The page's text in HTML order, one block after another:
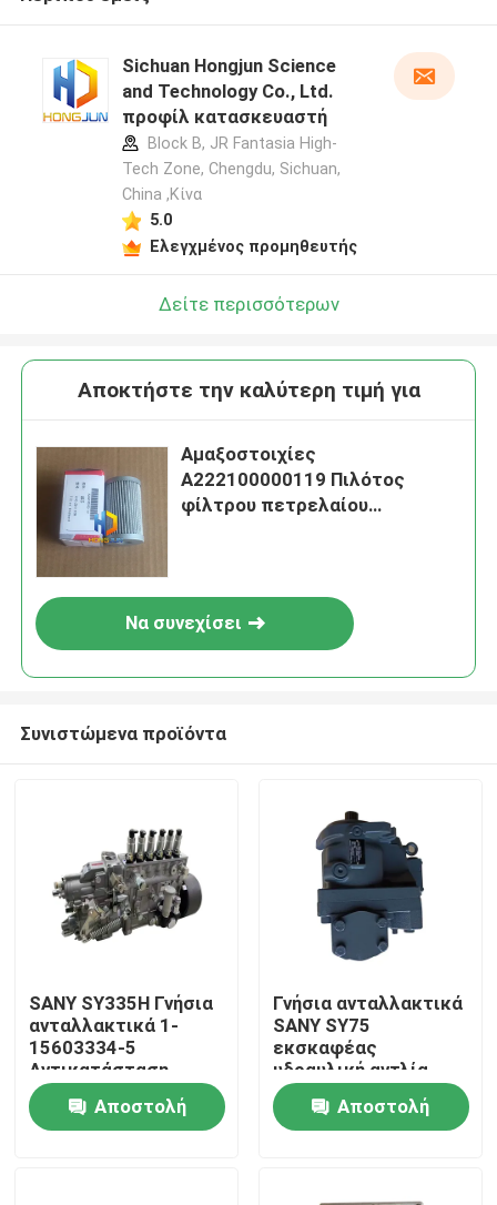
Αρχική Σελίδα
Προϊόντα
Sichuan Hongjun Science
and Technology Co., Ltd.
προφίλ κατασκευαστή
Block B, JR Fantasia High-
Tech Zone, Chengdu, Sichuan,
China ,Κίνα
5.0
Ελεγχμένος προμηθευτής
Δείτε περισσότερων
Αποκτήστε την καλύτερη τιμή για
Αμαξοστοιχίες
Α222100000119 Πιλότος
φίλτρου πετρελαίου
Να συνεχίσει
Συνιστώμενα προϊόντα
SANY SY335H Γνήσια
ανταλλακτικά 1-
15603334-5
Αντικατάσταση
αντλίας ντίζελ για
συντήρηση
εξαρτήματος
Αποστολή
Γνήσια ανταλλακτικά
SANY SY75
εκσκαφέας
υδραυλική αντλία
K3VL80
Αποστολή